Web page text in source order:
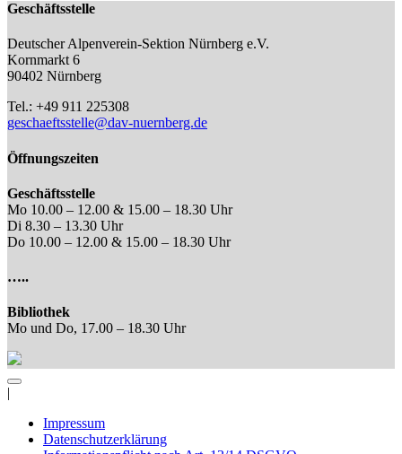
Geschäftsstelle
Deutscher Alpenverein-Sektion Nürnberg e.V.
Kornmarkt 6
90402 Nürnberg
Tel.: +49 911 225308
geschaeftsstelle@dav-nuernberg.de
Öffnungszeiten
Geschäftsstelle
Mo 10.00 – 12.00 & 15.00 – 18.30 Uhr
Di 8.30 – 13.30 Uhr
Do 10.00 – 12.00 & 15.00 – 18.30 Uhr
…..
Bibliothek
Mo und Do, 17.00 – 18.30 Uhr
Impressum
Datenschutzerklärung